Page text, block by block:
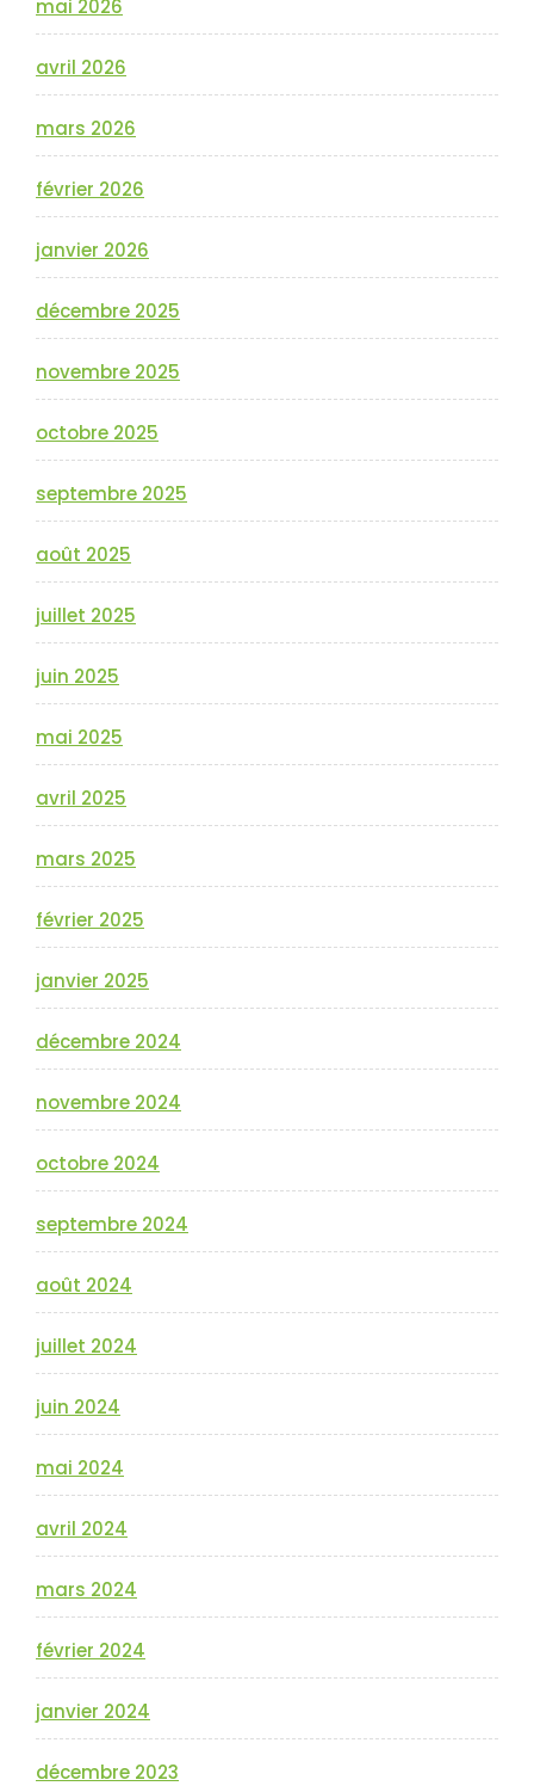
mai 2026
avril 2026
mars 2026
février 2026
janvier 2026
décembre 2025
novembre 2025
octobre 2025
septembre 2025
août 2025
juillet 2025
juin 2025
mai 2025
avril 2025
mars 2025
février 2025
janvier 2025
décembre 2024
novembre 2024
octobre 2024
septembre 2024
août 2024
juillet 2024
juin 2024
mai 2024
avril 2024
mars 2024
février 2024
janvier 2024
décembre 2023